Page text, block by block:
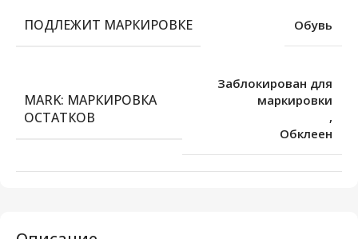
ПОДЛЕЖИТ МАРКИРОВКЕ Обувь
MARK: МАРКИРОВКА
ОСТАТКОВ
Заблокирован для
маркировки
,
Обклеен